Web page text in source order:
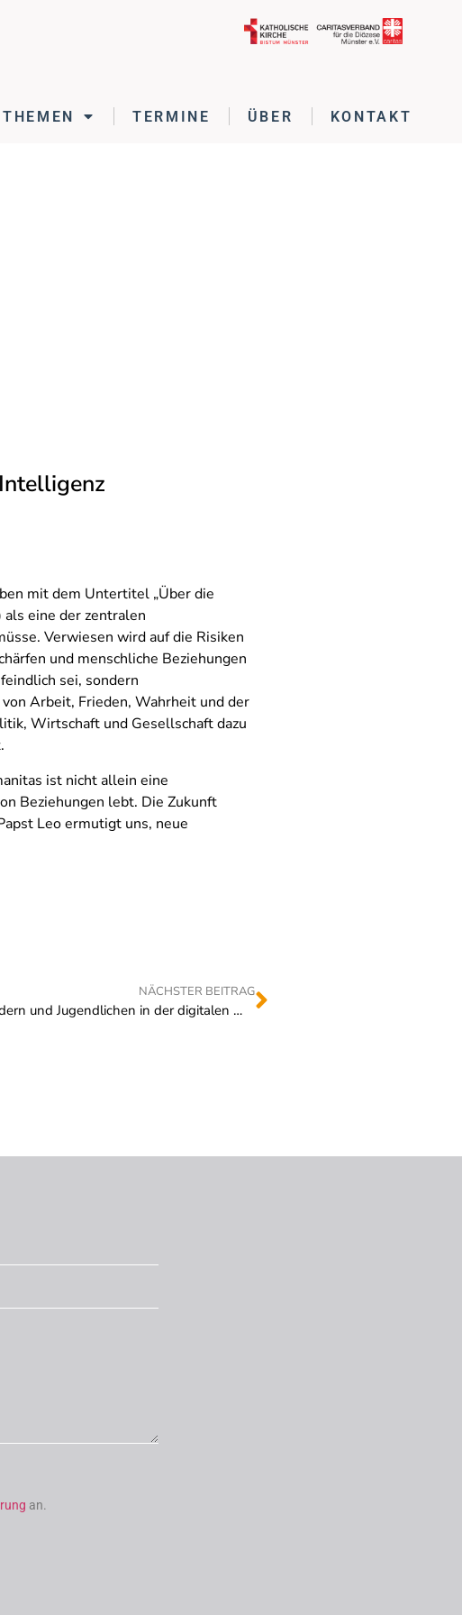
THEMEN TERMINE ÜBER KONTAKT
mit dem Untertitel „Über die
eine der zentralen
Verwiesen wird auf die Risiken
und menschliche Beziehungen
sei, sondern
Arbeit, Frieden, Wahrheit und der
Wirtschaft und Gesellschaft dazu
ist nicht allein eine
Beziehungen lebt. Die Zukunft
Leo ermutigt uns, neue
NÄCHSTER BEITRAG
Deutscher Ethikrat zum Schutz von Kindern und Jugendlichen in der digitalen Welt
an.